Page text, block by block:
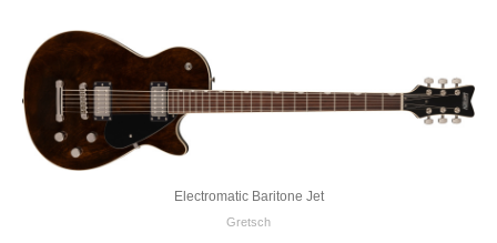
Electromatic Baritone Jet
Gretsch